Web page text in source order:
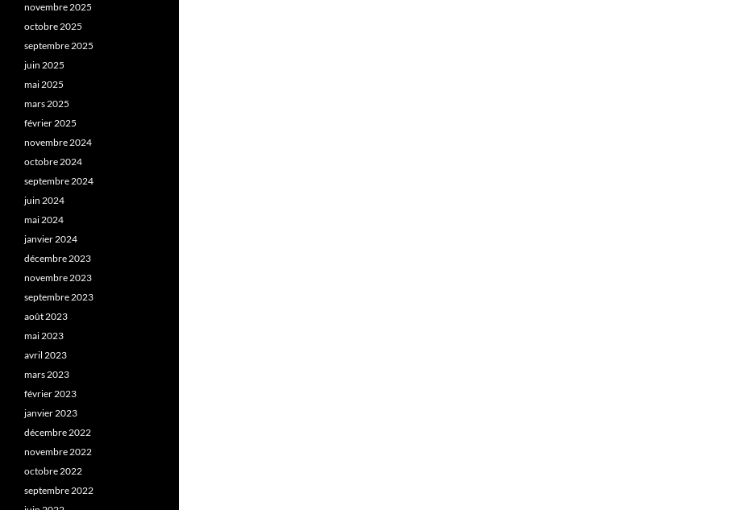
novembre 2025
octobre 2025
septembre 2025
juin 2025
mai 2025
mars 2025
février 2025
novembre 2024
octobre 2024
septembre 2024
juin 2024
mai 2024
janvier 2024
décembre 2023
novembre 2023
septembre 2023
août 2023
mai 2023
avril 2023
mars 2023
février 2023
janvier 2023
décembre 2022
novembre 2022
octobre 2022
septembre 2022